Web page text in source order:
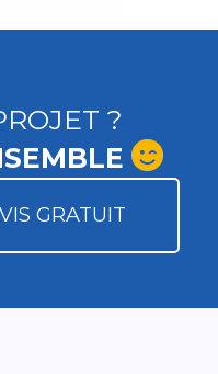
?
GRATUIT